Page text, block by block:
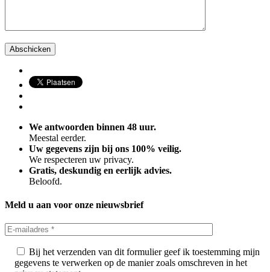
We antwoorden binnen 48 uur.
Meestal eerder.
Uw gegevens zijn bij ons 100% veilig.
We respecteren uw privacy.
Gratis, deskundig en eerlijk advies.
Beloofd.
Meld u aan voor onze nieuwsbrief
Bij het verzenden van dit formulier geef ik toestemming mijn
gegevens te verwerken op de manier zoals omschreven in het